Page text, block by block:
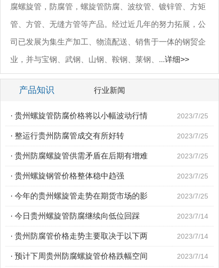
腐螺旋管，防腐管，螺旋管防腐、波纹管、镀锌管、方矩
管、方管、无缝方管等产品。经过近几年的努力拓展，公
司已发展为集生产加工、物流配送、销售于一体的钢贸企
业，并与宝钢、武钢、山钢、鞍钢、莱钢、...详细>>
产品知识 行业新闻
· 贵州螺旋管防腐价格将以小幅波动行情 2023/7/25
· 整运行贵州防腐管成交有所好转 2023/7/25
· 贵州防腐螺旋管供需矛盾在后期有增难 2023/7/25
· 贵州螺旋钢管价格整体稳中趋强 2023/7/25
· 今年的贵州螺旋管走势在期货市场的影 2023/7/25
· 今日贵州螺旋管防腐继续向低位回踩 2023/7/14
· 贵州防腐管价格走势主要取决于以下两 2023/7/14
· 预计下周贵州防腐螺旋管价格跌幅空间 2023/7/14